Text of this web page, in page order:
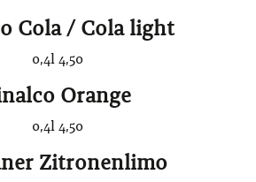
Cola / Cola light
0,4l 4,50
Orange
0,4l 4,50
Zitronenlimo